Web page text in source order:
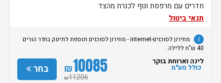
חדרים עם מרפסת ונוף לכנרת מהצד
תנאי ביטול
i
מחירון לסוכנים-internet - מחירון לסוכנים תוספת לתינוק בחדר הורים
40 ש"ח ללילה .
בחר ₪10085
₪11206
לינה וארוחת בוקר
כולל מע"מ